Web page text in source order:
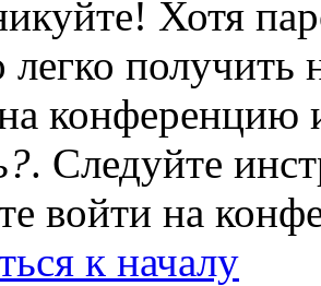
Хотя
получить
. Следуйте
войти на
к началу